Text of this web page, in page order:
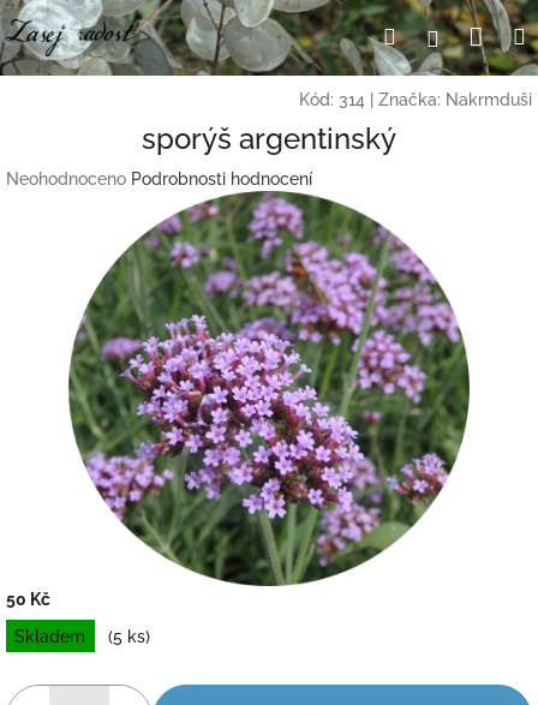
Přejít
na
obsah
HledatPřihlášení
Kód: 314 Značka: Nakrmduši
sporýš argentinský
Průměrné
hvězdiček.
Neohodnoceno Podrobnosti hodnocení
50 Kč
Měrná
cena:
Skladem (5 ks)